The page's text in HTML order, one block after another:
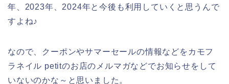
年、2023年、2024年と今後も利用していくと思うんで
すよね♪
なので、クーポンやサマーセールの情報などをカモフ
ラネイル petitのお店のメルマガなどでお知らせをして
いないのかな～と思いました。